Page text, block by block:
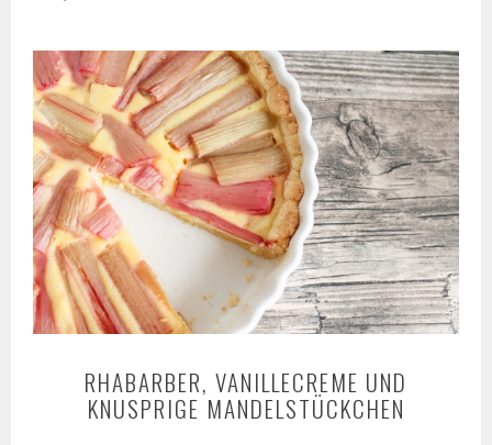
RHABARBER, VANILLECREME UND
KNUSPRIGE MANDELSTÜCKCHEN